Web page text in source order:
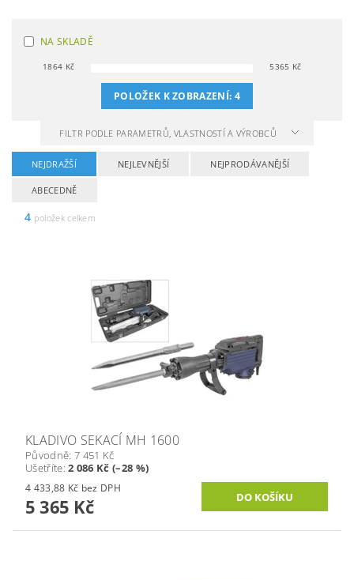
NA SKLADĚ
1864 Kč 5365 Kč
POLOŽEK K ZOBRAZENÍ: 4
FILTR PODLE PARAMETRŮ, VLASTNOSTÍ A VÝROBCŮ
NEJDRAŽŠÍ NEJLEVNĚJŠÍ NEJPRODÁVANĚJŠÍ
ABECEDNĚ
4 položek celkem
KLADIVO SEKACÍ MH 1600
Původně: 7 451 Kč
Ušetříte:2 086 Kč (–28 %)
4 433,88 Kč bez DPH
5 365 Kč